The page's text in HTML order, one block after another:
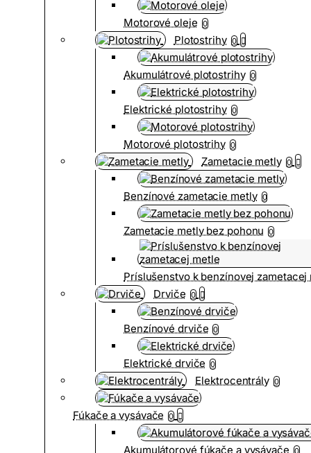
Motorové oleje 0
Plotostrihy 0
Akumulátrové plotostrihy 0
Elektrické plotostrihy 0
Motorové plotostrihy 0
Zametacie metly 0
Benzínové zametacie metly 0
Zametacie metly bez pohonu 0
Príslušenstvo k benzínovej zametacej
Drviče 0
Benzínové drviče 0
Elektrické drviče 0
Elektrocentrály 0
Fúkače a vysávače 0
Akumulátorové fúkače a vysávače 0